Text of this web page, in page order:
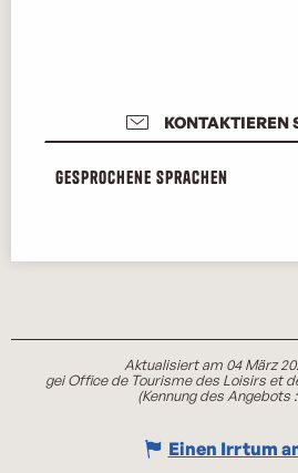
KONTAKTIEREN
Gesprochene Sprachen
Gesprochene Sprachen
Aktualisiert am 04 März
gei Office de Tourisme des Loisirs et
(Kennung des Angebots :
Einen Irrtum